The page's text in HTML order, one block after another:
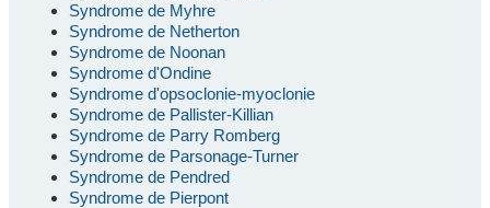
Syndrome de Myhre
Syndrome de Netherton
Syndrome de Noonan
Syndrome d'Ondine
Syndrome d'opsoclonie-myoclonie
Syndrome de Pallister-Killian
Syndrome de Parry Romberg
Syndrome de Parsonage-Turner
Syndrome de Pendred
Syndrome de Pierpont